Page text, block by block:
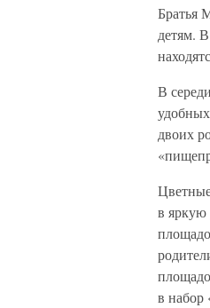
Братья
детям.
В
двоих
в
в набор